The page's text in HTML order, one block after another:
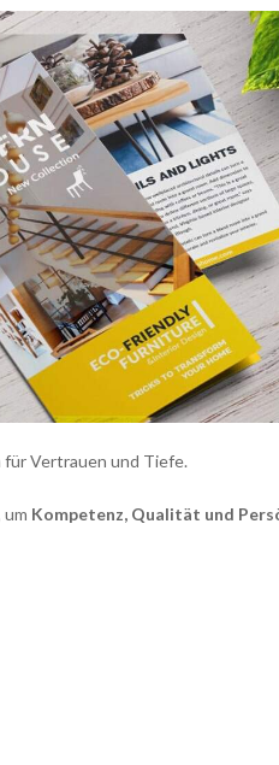
für Vertrauen und Tiefe.
Kompetenz, Qualität und